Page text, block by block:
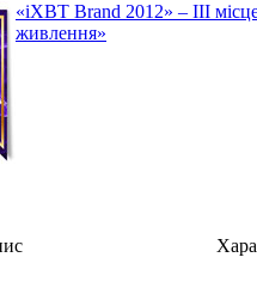
«iXBT Brand 2012» – III
живлення»